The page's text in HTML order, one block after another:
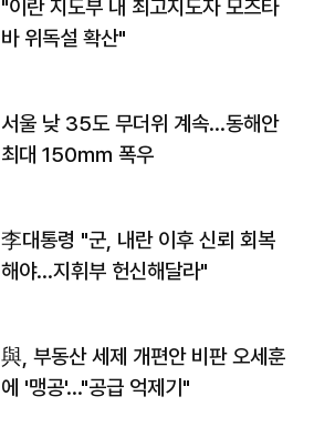
"이란 지도부 내 최고지도자 모즈타
바 위독설 확산"
서울 낮 35도 무더위 계속…동해안
최대 150㎜ 폭우
李대통령 "군, 내란 이후 신뢰 회복
해야…지휘부 헌신해달라"
與, 부동산 세제 개편안 비판 오세훈
에 '맹공'…"공급 억제기"